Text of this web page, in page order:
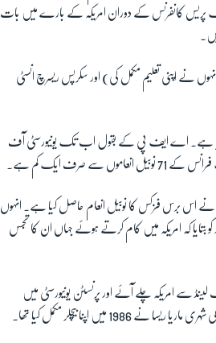
پریس کانفرنس کے دوران امریکہ کے بارے میں بات
نے اپنی تعلیم مکمل کی) اور سکرپس ریسرچ انسٹی
کیا ہے۔ اے ایف پی کے بقول اب تک یونیورسٹی آف
فرانس کے 71 نوبیل انعاموں سے صرف ایک کم ہے۔
نے اس برس فزکس کا نوبیل انعام حاصل کیا ہے۔ انہوں
بتایا کہ امریکہ میں کام کرتے ہوئے جہاں ان کا تجسس
سے امریکہ چلے آئے اور پرنسٹن یونیورسٹی میں
شہری ماریا ریسا نے1986 میں اپنا بیچلر مکمل کیا تھا۔